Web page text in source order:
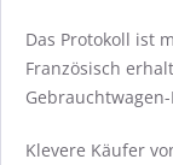
Das Protokoll ist
Französisch
Klevere Käufer